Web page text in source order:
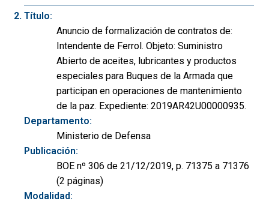
Título:
Anuncio de formalización de contratos de:
Intendente de Ferrol. Objeto: Suministro
Abierto de aceites, lubricantes y productos
especiales para Buques de la Armada que
participan en operaciones de mantenimiento
de la paz. Expediente: 2019AR42U00000935.
Departamento:
Ministerio de Defensa
Publicación:
BOE nº 306 de 21/12/2019, p. 71375 a 71376
(2 páginas)
Modalidad: